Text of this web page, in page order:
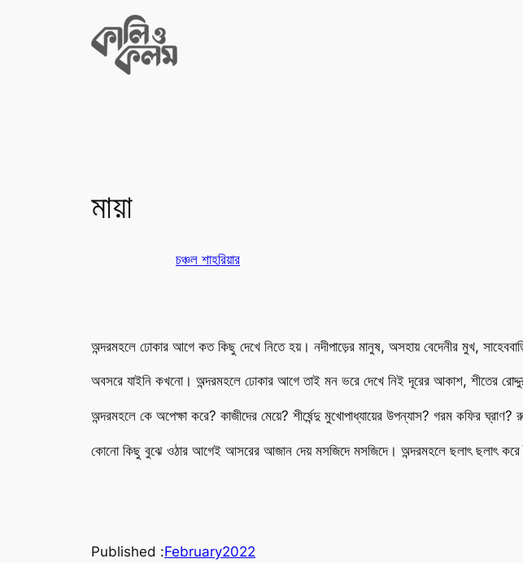
মায়া
চঞ্চল শাহরিয়ার
অন্দরমহলে ঢোকার আগে কত কিছু দেখে নিতে হয়। নদীপাড়ের মানুষ, অসহায় বেদেনীর মুখ,
অবসরে যাইনি কখনো। অন্দরমহলে ঢোকার আগে তাই মন ভরে দেখে নিই দূরের আকাশ, শীতের রোদ্দুর,
অন্দরমহলে কে অপেক্ষা করে? কাজীদের মেয়ে? শীর্ষেন্দু মুখোপাধ্যায়ের উপন্যাস? গরম কফির
কোনো কিছু বুঝে ওঠার আগেই আসরের আজান দেয় মসজিদে মসজিদে। অন্দরমহলে ছলাৎ ছলাৎ করে
Published :February2022